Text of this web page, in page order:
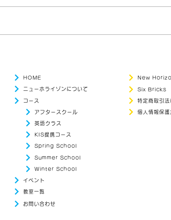
HOME
ニューホライゾンについて
コース
アフタースクール
英語クラス
KIS提携コース
Spring School
Summer School
Winter School
イベント
教室一覧
お問い合わせ
New
Six Bricks
特定商取引法
個人情報保護